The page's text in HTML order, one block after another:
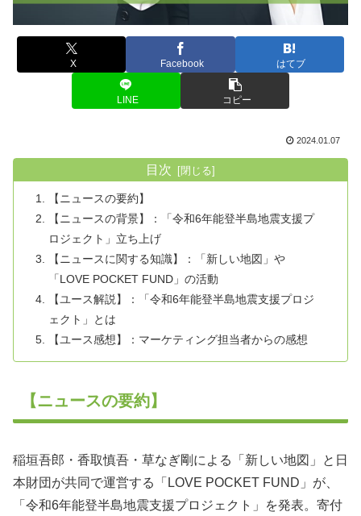
X Facebook はてブ
LINE コピー
2024.01.07
目次
【ニュースの要約】
【ニュースの背景】：「令和6年能登半島地震支援プ
ロジェクト」立ち上げ
【ニュースに関する知識】：「新しい地図」や
「LOVE POCKET FUND」の活動
【ユース解説】：「令和6年能登半島地震支援プロジ
ェクト」とは
【ユース感想】：マーケティング担当者からの感想
【ニュースの要約】
稲垣吾郎・香取慎吾・草なぎ剛による「新しい地図」と日
本財団が共同で運営する「LOVE POCKET FUND」が、
「令和6年能登半島地震支援プロジェクト」を発表。寄付